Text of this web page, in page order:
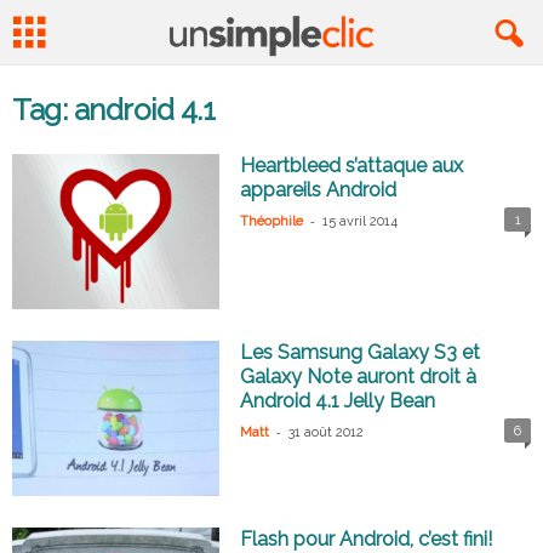
Tag: android 4.1
Heartbleed s’attaque aux
appareils Android
Théophile - 15 avril 2014 1
Les Samsung Galaxy S3 et
Galaxy Note auront droit à
Android 4.1 Jelly Bean
Matt - 31 août 2012 6
Flash pour Android, c’est fini!